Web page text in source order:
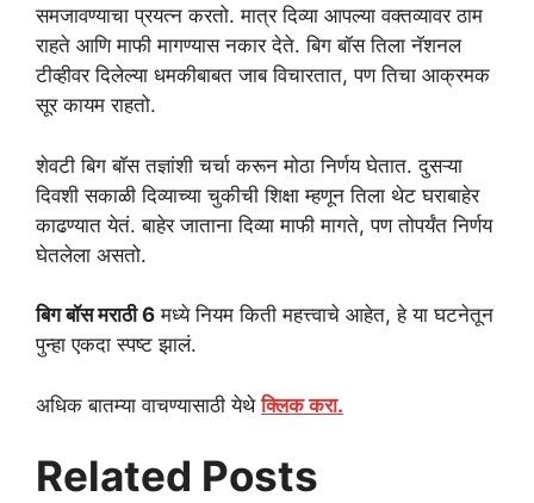
समजावण्याचा प्रयत्न करतो. मात्र दिव्या आपल्या वक्तव्यावर ठाम
राहते आणि माफी मागण्यास नकार देते. बिग बॉस तिला नॅशनल
टीव्हीवर दिलेल्या धमकीबाबत जाब विचारतात, पण तिचा आक्रमक
सूर कायम राहतो.
शेवटी बिग बॉस तज्ञांशी चर्चा करून मोठा निर्णय घेतात. दुसऱ्या
दिवशी सकाळी दिव्याच्या चुकीची शिक्षा म्हणून तिला थेट घराबाहेर
काढण्यात येतं. बाहेर जाताना दिव्या माफी मागते, पण तोपर्यंत निर्णय
घेतलेला असतो.
बिग बॉस मराठी 6 मध्ये नियम किती महत्त्वाचे आहेत, हे या घटनेतून
पुन्हा एकदा स्पष्ट झालं.
अधिक बातम्या वाचण्यासाठी येथेक्लिक करा.
Related Posts